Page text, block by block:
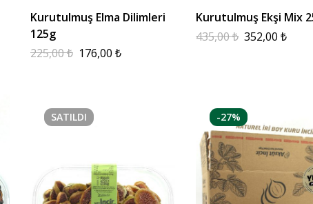
Kurutulmuş Elma Dilimleri
125g
225,00₺ 176,00 ₺
Kurutulmuş Ekşi Mix
435,00₺ 352,00 ₺
SATILDI -27%